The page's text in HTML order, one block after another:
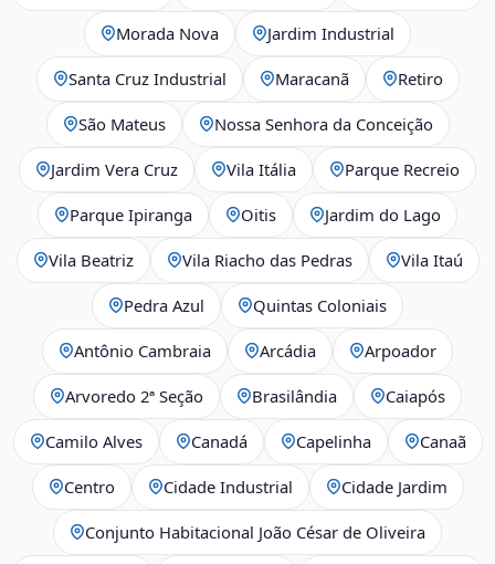
Morada Nova Jardim Industrial
Santa Cruz Industrial Maracanã Retiro
São Mateus Nossa Senhora da Conceição
Jardim Vera Cruz Vila Itália Parque Recreio
Parque Ipiranga Oitis Jardim do Lago
Vila Beatriz Vila Riacho das Pedras Vila Itaú
Pedra Azul Quintas Coloniais
Antônio Cambraia Arcádia Arpoador
Arvoredo 2ª Seção Brasilândia Caiapós
Camilo Alves Canadá Capelinha Canaã
Centro Cidade Industrial Cidade Jardim
Conjunto Habitacional João César de Oliveira